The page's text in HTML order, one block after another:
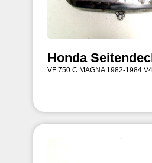
Honda
VF 750 C MAGNA 1982-1984